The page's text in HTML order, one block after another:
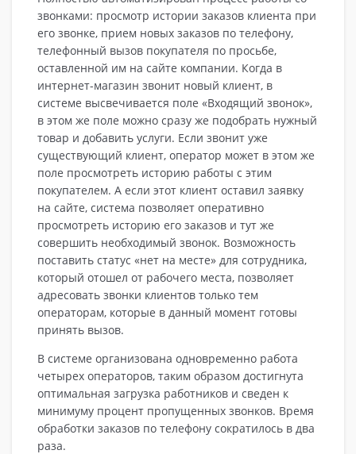
звонками: просмотр истории заказов клиента при
его звонке, прием новых заказов по телефону,
телефонный вызов покупателя по просьбе,
оставленной им на сайте компании. Когда в
интернет-магазин звонит новый клиент, в
системе высвечивается поле «Входящий звонок»,
в этом же поле можно сразу же подобрать нужный
товар и добавить услуги. Если звонит уже
существующий клиент, оператор может в этом же
поле просмотреть историю работы с этим
покупателем. А если этот клиент оставил заявку
на сайте, система позволяет оперативно
просмотреть историю его заказов и тут же
совершить необходимый звонок. Возможность
поставить статус «нет на месте» для сотрудника,
который отошел от рабочего места, позволяет
адресовать звонки клиентов только тем
операторам, которые в данный момент готовы
принять вызов.
В системе организована одновременно работа
четырех операторов, таким образом достигнута
оптимальная загрузка работников и сведен к
минимуму процент пропущенных звонков. Время
обработки заказов по телефону сократилось в два
раза.